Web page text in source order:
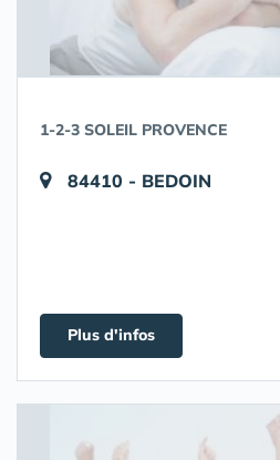
1-2-3 SOLEIL PROVENCE
84410 - BEDOIN
Plus d'infos